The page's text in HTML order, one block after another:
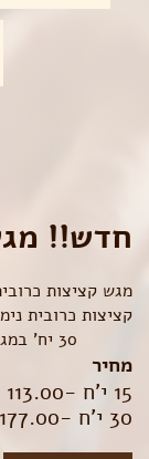
חדש!!
מגש קציצות
קציצות כרובית
מחיר
15 י'ח -113.00
30 י'ח -177.00